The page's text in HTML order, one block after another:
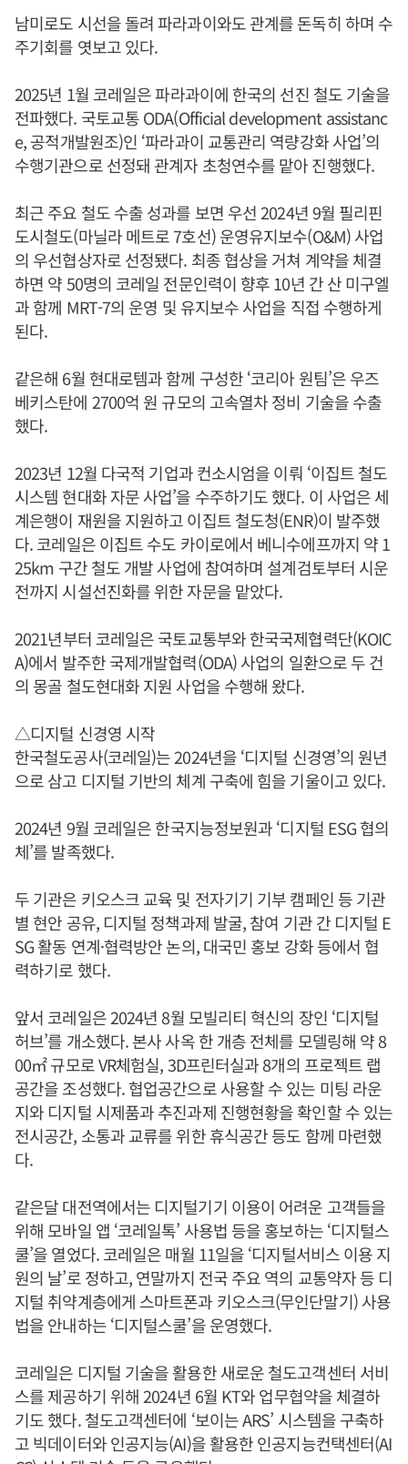
남미로도 시선을 돌려 파라과이와도 관계를 돈독히 하며 수
주기회를 엿보고 있다.
2025년 1월 코레일은 파라과이에 한국의 선진 철도 기술을
전파했다. 국토교통 ODA(Official development assistanc
e, 공적개발원조)인 ‘파라과이 교통관리 역량강화 사업’의
수행기관으로 선정돼 관계자 초청연수를 맡아 진행했다.
최근 주요 철도 수출 성과를 보면 우선 2024년 9월 필리핀
도시철도(마닐라 메트로 7호선) 운영유지보수(O&M) 사업
의 우선협상자로 선정됐다. 최종 협상을 거쳐 계약을 체결
하면 약 50명의 코레일 전문인력이 향후 10년 간 산 미구엘
과 함께 MRT-7의 운영 및 유지보수 사업을 직접 수행하게
된다.
같은해 6월 현대로템과 함께 구성한 ‘코리아 원팀’은 우즈
베키스탄에 2700억 원 규모의 고속열차 정비 기술을 수출
했다.
2023년 12월 다국적 기업과 컨소시엄을 이뤄 ‘이집트 철도
시스템 현대화 자문 사업’을 수주하기도 했다. 이 사업은 세
계은행이 재원을 지원하고 이집트 철도청(ENR)이 발주했
다. 코레일은 이집트 수도 카이로에서 베니수에프까지 약 1
25km 구간 철도 개발 사업에 참여하며 설계검토부터 시운
전까지 시설선진화를 위한 자문을 맡았다.
2021년부터 코레일은 국토교통부와 한국국제협력단(KOIC
A)에서 발주한 국제개발협력(ODA) 사업의 일환으로 두 건
의 몽골 철도현대화 지원 사업을 수행해 왔다.
△디지털 신경영 시작
한국철도공사(코레일)는 2024년을 ‘디지털 신경영’의 원년
으로 삼고 디지털 기반의 체계 구축에 힘을 기울이고 있다.
2024년 9월 코레일은 한국지능정보원과 ‘디지털 ESG 협의
체’를 발족했다.
두 기관은 키오스크 교육 및 전자기기 기부 캠페인 등 기관
별 현안 공유, 디지털 정책과제 발굴, 참여 기관 간 디지털 E
SG 활동 연계·협력방안 논의, 대국민 홍보 강화 등에서 협
력하기로 했다.
앞서 코레일은 2024년 8월 모빌리티 혁신의 장인 ‘디지털
허브’를 개소했다. 본사 사옥 한 개층 전체를 모델링해 약 8
00㎡ 규모로 VR체험실, 3D프린터실과 8개의 프로젝트 랩
공간을 조성했다. 협업공간으로 사용할 수 있는 미팅 라운
지와 디지털 시제품과 추진과제 진행현황을 확인할 수 있는
전시공간, 소통과 교류를 위한 휴식공간 등도 함께 마련했
다.
같은달 대전역에서는 디지털기기 이용이 어려운 고객들을
위해 모바일 앱 ‘코레일톡’ 사용법 등을 홍보하는 ‘디지털스
쿨’을 열었다. 코레일은 매월 11일을 ‘디지털서비스 이용 지
원의 날’로 정하고, 연말까지 전국 주요 역의 교통약자 등 디
지털 취약계층에게 스마트폰과 키오스크(무인단말기) 사용
법을 안내하는 ‘디지털스쿨’을 운영했다.
코레일은 디지털 기술을 활용한 새로운 철도고객센터 서비
스를 제공하기 위해 2024년 6월 KT와 업무협약을 체결하
기도 했다. 철도고객센터에 ‘보이는 ARS’ 시스템을 구축하
고 빅데이터와 인공지능(AI)을 활용한 인공지능컨택센터(AI